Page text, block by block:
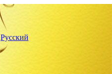
Русский